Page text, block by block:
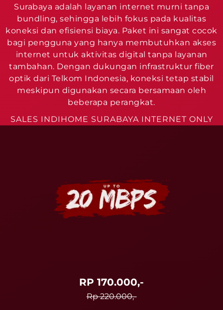
Surabaya adalah layanan internet murni tanpa
bundling, sehingga lebih fokus pada kualitas
koneksi dan efisiensi biaya. Paket ini sangat cocok
bagi pengguna yang hanya membutuhkan akses
internet untuk aktivitas digital tanpa layanan
tambahan. Dengan dukungan infrastruktur fiber
optik dari Telkom Indonesia, koneksi tetap stabil
meskipun digunakan secara bersamaan oleh
beberapa perangkat.
SALES INDIHOME SURABAYA INTERNET ONLY
RP 170.000,-
Rp 220.000,-